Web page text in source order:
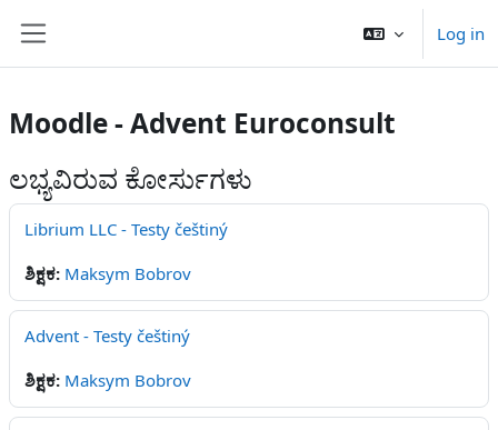
Log in
Moodle - Advent Euroconsult
ಲಭ್ಯವಿರುವ ಕೋರ್ಸುಗಳು
Librium LLC - Testy češtiný
ಶಿಕ್ಷಕ: Maksym Bobrov
Advent - Testy češtiný
ಶಿಕ್ಷಕ: Maksym Bobrov